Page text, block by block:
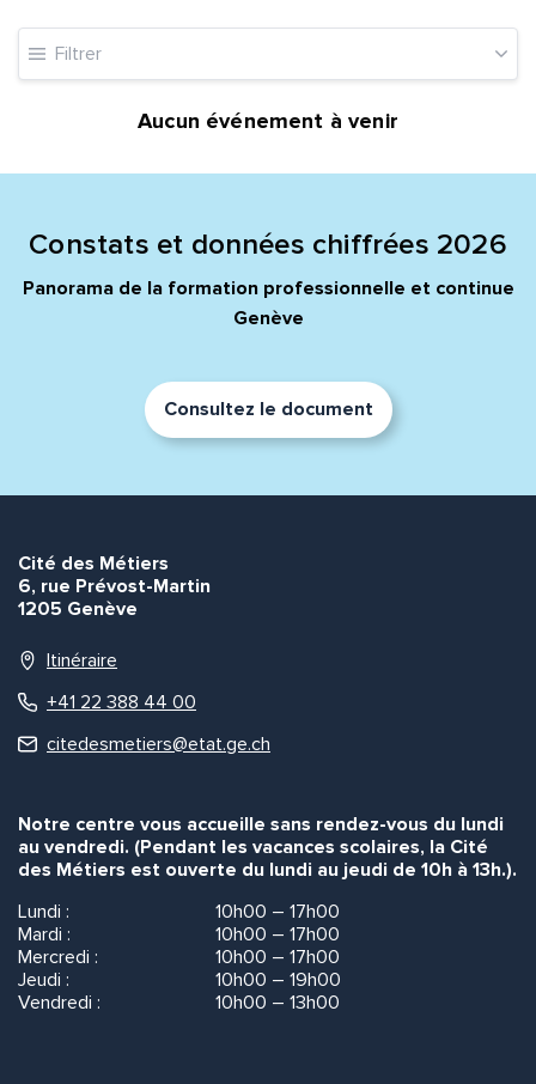
Filtrer
Aucun événement à venir
Constats et données chiffrées 2026
Panorama de la formation professionnelle et continue
Genève
Consultez le document
Cité des Métiers
6, rue Prévost-Martin
1205 Genève
Itinéraire
+41 22 388 44 00
citedesmetiers@etat.ge.ch
Notre centre vous accueille sans rendez-vous du lundi
au vendredi. (Pendant les vacances scolaires, la Cité
des Métiers est ouverte du lundi au jeudi de 10h à 13h.).
Lundi :
10h00 – 17h00
Mardi :
10h00 – 17h00
Mercredi :
10h00 – 17h00
Jeudi :
10h00 – 19h00
Vendredi :
10h00 – 13h00
Prénom et nom*
Envoyer
Envoyer